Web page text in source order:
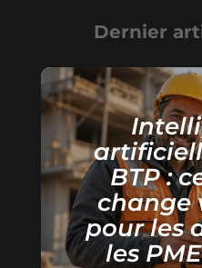
Dernier
BTP :
change
pour les
les